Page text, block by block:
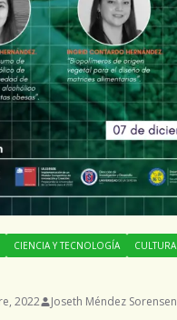
CIENCIA Y TECNOLOGÍA CULTURA
2022 Joseth Méndez Sorensen